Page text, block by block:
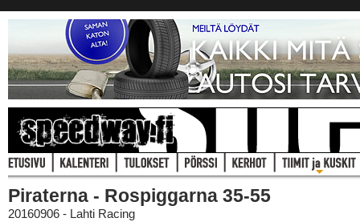
Piraterna - Rospiggarna 35-55
20160906 - Lahti Racing